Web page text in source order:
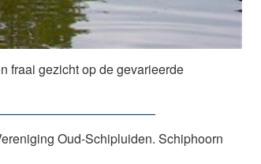
fraai gezicht op de gevarieerde
Oud-Schipluiden. Schiphoorn